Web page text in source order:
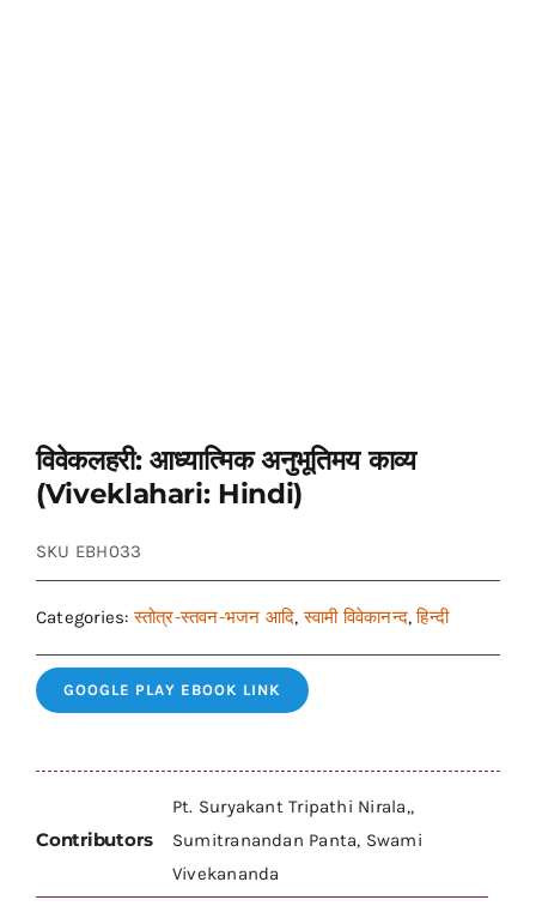
विवेकलहरी: आध्यात्मिक अनुभूतिमय काव्य
(Viveklahari: Hindi)
SKU EBH033
Categories:स्तोत्र-स्तवन-भजन आदि,स्वामी विवेकानन्द,हिन्दी
GOOGLE PLAY EBOOK LINK
Contributors
Pt. Suryakant Tripathi Nirala,,
Sumitranandan Panta, Swami
Vivekananda